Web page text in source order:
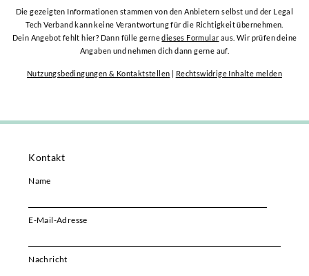
Die gezeigten Informationen stammen von den Anbietern selbst und der Legal
Tech Verband kann keine Verantwortung für die Richtigkeit übernehmen.
Dein Angebot fehlt hier? Dann fülle gernedieses Formular aus. Wir prüfen deine
Angaben und nehmen dich dann gerne auf.
Nutzungsbedingungen & Kontaktstellen | Rechtswidrige Inhalte melden
Kontakt
Name
E-Mail-Adresse
Nachricht